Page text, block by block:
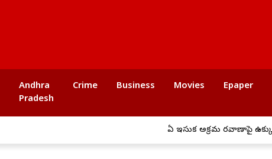
Andhra
Pradesh
Crime Business Movies Epaper
ఏపీ ఇసుక అక్రమ రవాణాపై ఉక్కుపాదం..